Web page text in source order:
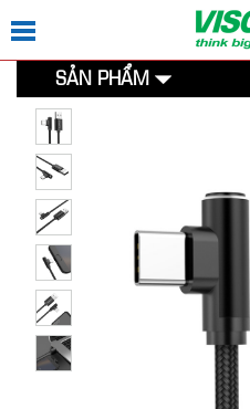
SẢN PHẨM